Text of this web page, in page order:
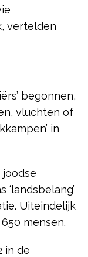
vertelden
begonnen,
vluchten of
in
Uiteindelijk
mensen.
in de